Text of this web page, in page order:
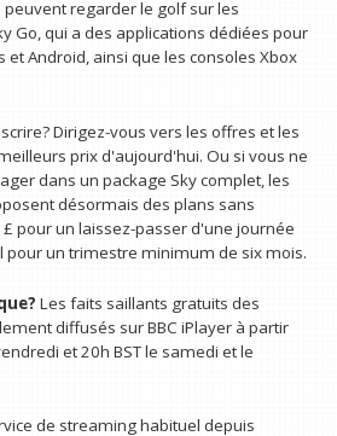
peuvent regarder le golf sur les
Go, qui a des applications dédiées pour
et Android, ainsi que les consoles Xbox
Dirigez-vous vers les offres et les
prix d'aujourd'hui. Ou si vous ne
dans un package Sky complet, les
désormais des plans sans
pour un laissez-passer d'une journée
pour un trimestre minimum de six mois.
Les faits saillants gratuits des
diffusés sur BBC iPlayer à partir
et 20h BST le samedi et le
de streaming habituel depuis